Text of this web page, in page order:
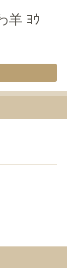
羊 ﾖｳ